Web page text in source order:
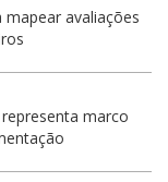
mapear avaliações
marco